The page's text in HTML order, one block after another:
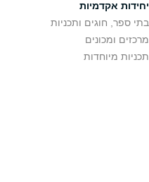
יחידות אקדמיות
בתי ספר, חוגים ותכניות
מרכזים ומכונים
תכניות מיוחדות